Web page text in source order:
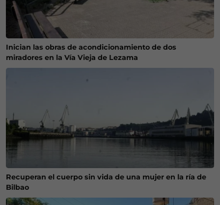
Inician las obras de acondicionamiento de dos
miradores en la Vía Vieja de Lezama
Recuperan el cuerpo sin vida de una mujer en la ría de
Bilbao